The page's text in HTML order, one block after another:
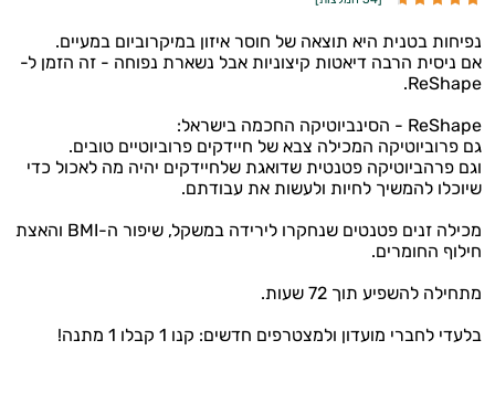
נפיחות בטנית היא תוצאה של חוסר איזון במיקרוביום במעיים.
אם ניסית הרבה דיאטות קיצוניות אבל נשארת נפוחה - זה הזמן ל-
ReShape.
ReShape - הסינביוטיקה החכמה בישראל:
גם פרוביוטיקה המכילה צבא של חיידקים פרוביוטיים טובים.
וגם פרהביוטיקה פטנטית שדואגת שלחיידקים יהיה מה לאכול כדי
שיוכלו להמשיך לחיות ולעשות את עבודתם.
מכילה זנים פטנטים שנחקרו לירידה במשקל, שיפור ה-BMI והאצת
חילוף החומרים.
מתחילה להשפיע תוך 72 שעות.
בלעדי לחברי מועדון ולמצטרפים חדשים: קנו 1 קבלו 1 מתנה!